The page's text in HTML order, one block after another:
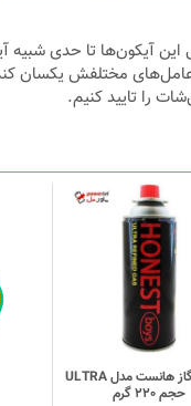
این آیکون‌ها تا حدی
مختلفش یکسان کند.
را تایید کنیم.
کپسول گاز هانست مدل ULTRA
حجم 220 گرم